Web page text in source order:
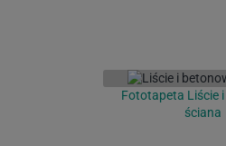
Fototapeta Liście
ściana